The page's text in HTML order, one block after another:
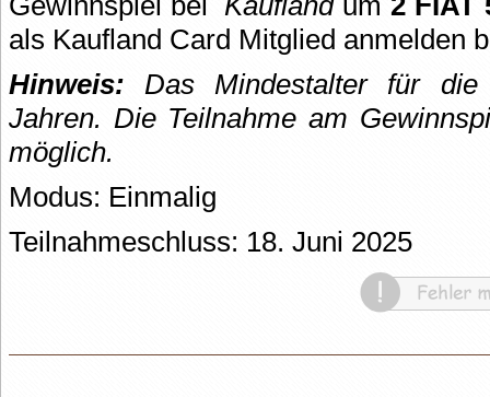
als Kaufland Card Mitglied anmelden
Hinweis: Das Mindestalter für
Jahren. Die Teilnahme am
möglich.
Modus: Einmalig
Teilnahmeschluss: 18. Juni 2025